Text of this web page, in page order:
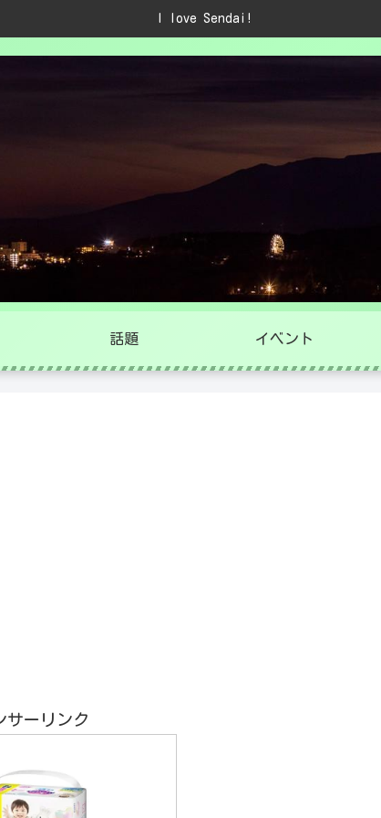
I love Sendai!
話題 イベント
サーリンク